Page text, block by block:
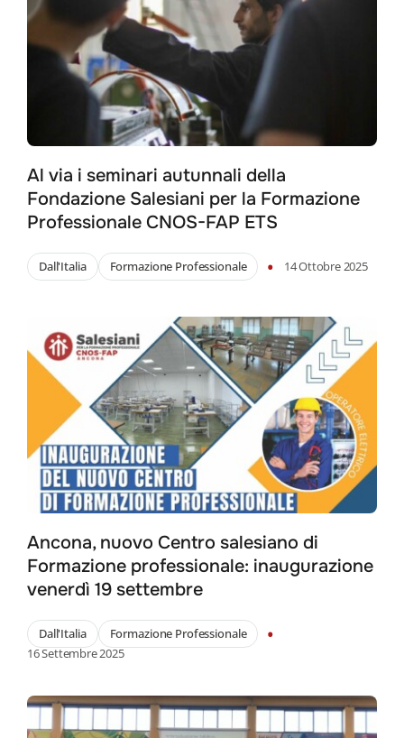
Al via i seminari autunnali della
Fondazione Salesiani per la Formazione
Professionale CNOS-FAP ETS
Dall'Italia Formazione Professionale • 14 Ottobre 2025
Ancona, nuovo Centro salesiano di
Formazione professionale: inaugurazione
venerdì 19 settembre
Dall'Italia Formazione Professionale •
16 Settembre 2025